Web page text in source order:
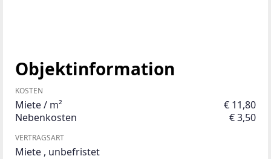
Objektinformation
KOSTEN
Miete / m²
€ 11,80
Nebenkosten
€ 3,50
VERTRAGSART
Miete , unbefristet